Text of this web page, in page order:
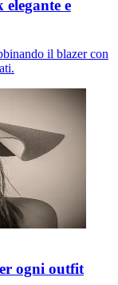
e
il blazer con
ogni outfit